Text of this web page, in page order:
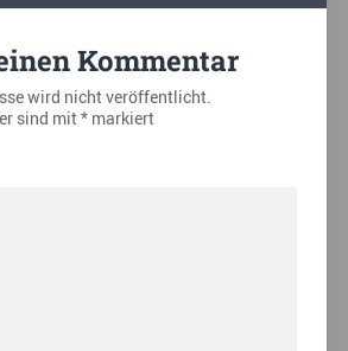
Kommentar
wird nicht veröffentlicht.
sind mit*markiert